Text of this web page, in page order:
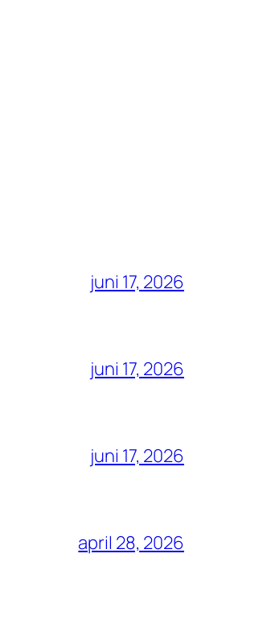
juni 17, 2026
juni 17, 2026
juni 17, 2026
april 28, 2026